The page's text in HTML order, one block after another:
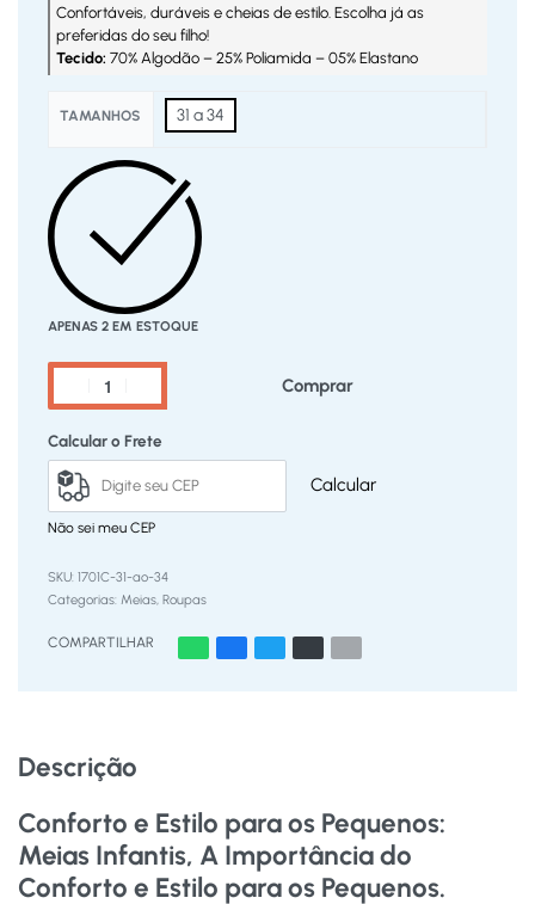
Confortáveis, duráveis e cheias de estilo. Escolha já as
preferidas do seu filho!
Tecido: 70% Algodão – 25% Poliamida – 05% Elastano
TAMANHOS 31 a 34
APENAS 2 EM ESTOQUE
Comprar
Calcular o Frete
Calcular
Não sei meu CEP
1701C-31-ao-34
Categorias: Meias Roupas
COMPARTILHAR
Descrição
Conforto e Estilo para os Pequenos:
Meias Infantis, A Importância do
Conforto e Estilo para os Pequenos.